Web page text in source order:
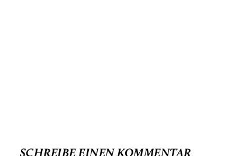
SCHREIBE EINEN KOMMENTAR